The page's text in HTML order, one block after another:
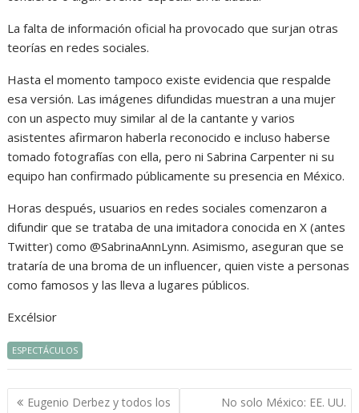
La falta de información oficial ha provocado que surjan otras
teorías en redes sociales.
Hasta el momento tampoco existe evidencia que respalde
esa versión. Las imágenes difundidas muestran a una mujer
con un aspecto muy similar al de la cantante y varios
asistentes afirmaron haberla reconocido e incluso haberse
tomado fotografías con ella, pero ni Sabrina Carpenter ni su
equipo han confirmado públicamente su presencia en México.
Horas después, usuarios en redes sociales comenzaron a
difundir que se trataba de una imitadora conocida en X (antes
Twitter) como @SabrinaAnnLynn. Asimismo, aseguran que se
trataría de una broma de un influencer, quien viste a personas
como famosos y las lleva a lugares públicos.
Excélsior
ESPECTÁCULOS
Navegación
Eugenio Derbez y todos los
No solo México: EE. UU.